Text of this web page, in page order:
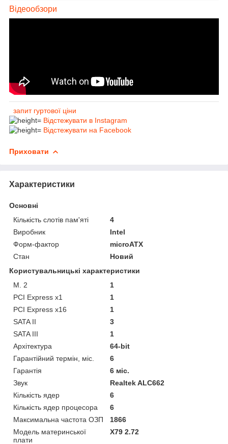
Відеообзори
запит гуртової ціни
Відстежувати в Instagram
Відстежувати на Facebook
Приховати
Характеристики
Основні
Кількість слотів пам'яті
4
Виробник
Intel
Форм-фактор
microATX
Стан
Новий
Користувальницькі характеристики
M. 2
1
PCI Express x1
1
PCI Express x16
1
SATA II
3
SATA III
1
Архітектура
64-bit
Гарантійний термін, міс.
6
Гарантія
6 міс.
Звук
Realtek ALC662
Кількість ядер
6
Кількість ядер процесора
6
Максимальна частота ОЗП
1866
Модель материнської
плати
X79 2.72